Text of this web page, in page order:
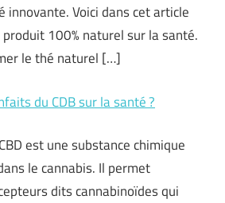
innovante. Voici dans cet article
100% naturel sur la santé.
le thé naturel […]
du CDB sur la santé ?
est une substance chimique
le cannabis. Il permet
dits cannabinoïdes qui